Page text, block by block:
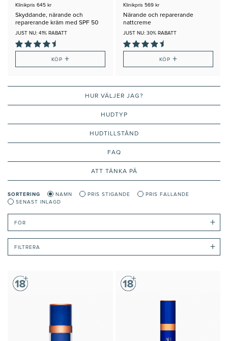
Klinikpris 645 kr
Skyddande, närande och
reparerande kräm med SPF 50
JUST NU: 41% RABATT
KÖP +
Klinikpris 569 kr
Närande och reparerande
nattcreme
JUST NU: 30% RABATT
KÖP +
HUR VÄLJER JAG?
HUDTYP
HUDTILLSTÅND
FAQ
ATT TÄNKA PÅ
FÖR +
SORTERING NAMN PRIS STIGANDE
PRIS FALLANDE
SENAST INLAGD
FILTRERA +